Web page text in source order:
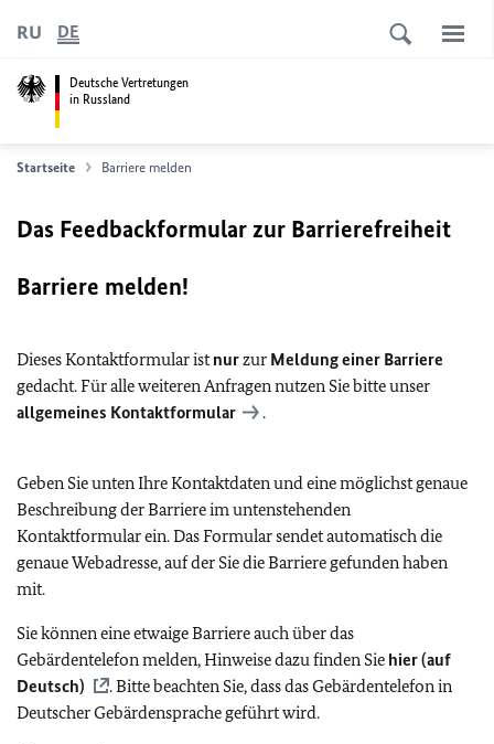
Deutsche Vertretungen
in Russland
RU DE
Startseite Barriere melden
Das Feedbackformular zur Barrierefreiheit
Barriere melden!
Dieses Kontaktformular istnurzur Meldung einer Barriere
gedacht. Für alle weiteren Anfragen nutzen Sie bitte unser
allgemeines Kontaktformular
.
Geben Sie unten Ihre Kontaktdaten und eine möglichst genaue
Beschreibung der Barriere im untenstehenden
Kontaktformular ein. Das Formular sendet automatisch die
genaue Webadresse, auf der Sie die Barriere gefunden haben
mit.
Sie können eine etwaige Barriere auch über das
Gebärdentelefon melden, Hinweise dazu finden Sie hier (auf
Deutsch)
. Bitte beachten Sie, dass das Gebärdentelefon in
Deutscher Gebärdensprache geführt wird.